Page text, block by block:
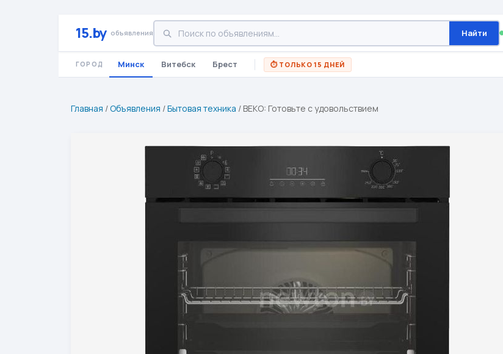
15.by объявления Найти
ГОРОД Минск Витебск Брест ⏱ ТОЛЬКО 15 ДНЕЙ
Главная /Объявления /Бытовая техника / BEKO: Готовьте с удовольствием